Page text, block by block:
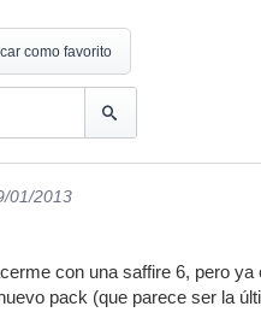
como favorito
01/2013
con una saffire 6, pero
pack (que parece ser la